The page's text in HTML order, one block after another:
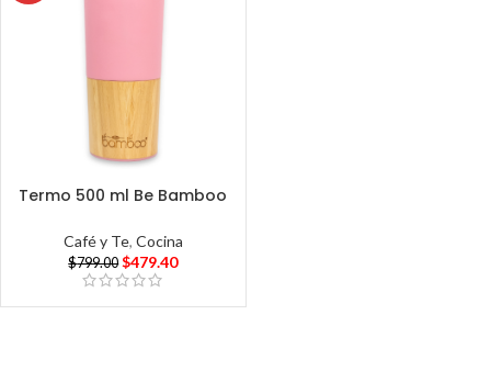
Termo 500 ml Be Bamboo
Café y Te, Cocina
$799.00 $479.40